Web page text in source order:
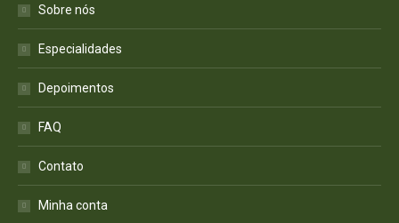
Sobre nós
Especialidades
Depoimentos
FAQ
Contato
Minha conta